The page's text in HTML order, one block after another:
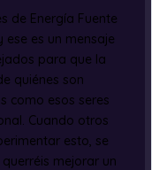
de Energía Fuente
es un mensaje
para que la
quiénes son
como esos seres
Cuando otros
esto, se
mejorar un